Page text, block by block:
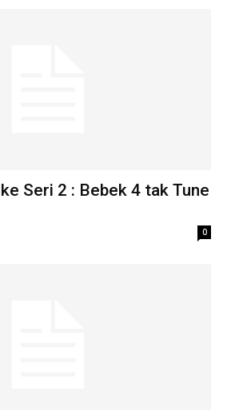
Seri 2 : Bebek 4 tak Tune
0